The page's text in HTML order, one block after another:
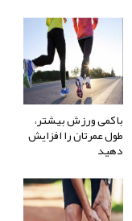
با کمی ورزش بیشتر،
طول عمرتان را افزایش
دهید